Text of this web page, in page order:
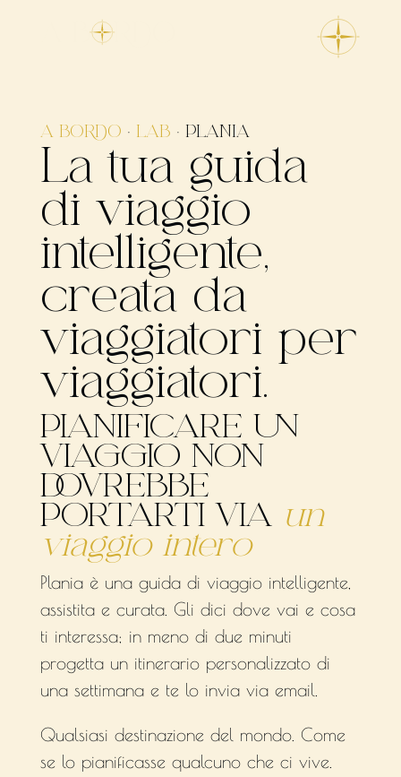
A BORDO · LAB · PLANIA
La tua guida
di viaggio
intelligente,
creata da
viaggiatori per
viaggiatori.
PIANIFICARE UN
VIAGGIO NON
DOVREBBE
PORTARTI VIA un
viaggio intero
Plania è una guida di viaggio intelligente,
assistita e curata. Gli dici dove vai e cosa
ti interessa; in meno di due minuti
progetta un itinerario personalizzato di
una settimana e te lo invia via email.
Qualsiasi destinazione del mondo. Come
se lo pianificasse qualcuno che ci vive.